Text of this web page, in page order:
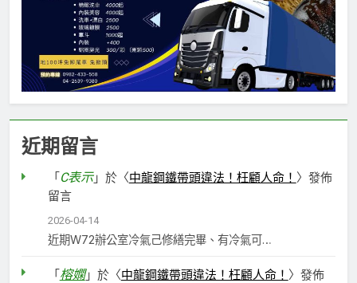
近期留言
「 C表示」於〈中龍鋼鐵帶頭違法！枉顧人命！ 〉發佈
留言
2026-04-14
近期W72辦公室冷氣己修繕完畢、有冷氣可…
「 榕嫻」於〈中龍鋼鐵帶頭違法！枉顧人命！ 〉發佈